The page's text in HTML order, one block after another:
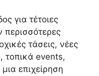
για τέτοιες
περισσότερες
τάσεις, νέες
τοπικά events,
επιχείρηση